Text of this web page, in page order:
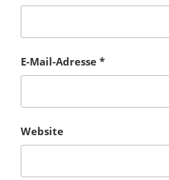
E-Mail-Adresse *
Website